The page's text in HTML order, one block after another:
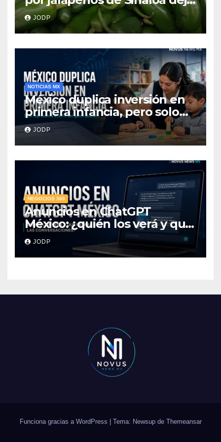
345 enfermos y 36
hospitalizados
JODP
NOTICIAS MX
México duplica inversión en
primera infancia, pero solo
destina 2.53% del gasto
público
JODP
NEGOCIOS 360
Anuncios en ChatGPT
México: ¿quién los verá y qué
pasará con las
conversaciones?
JODP
Funciona gracias a WordPress Tema: Newsup de Themeansar